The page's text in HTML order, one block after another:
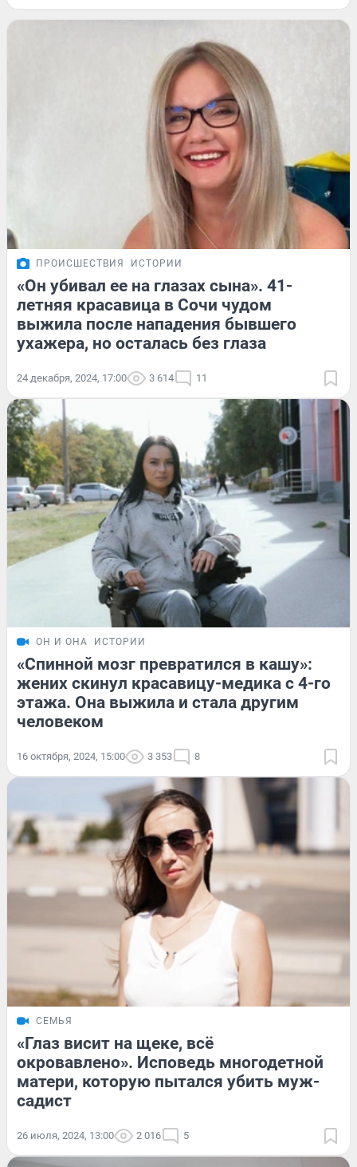
ПРОИСШЕСТВИЯ ИСТОРИИ
«Он убивал ее на глазах сына». 41-
летняя красавица в Сочи чудом
выжила после нападения бывшего
ухажера, но осталась без глаза
24 декабря, 2024, 17:00 3 614 11
ОН И ОНА ИСТОРИИ
«Спинной мозг превратился в кашу»:
жених скинул красавицу-медика с 4-го
этажа. Она выжила и стала другим
человеком
16 октября, 2024, 15:00 3 353 8
СЕМЬЯ
«Глаз висит на щеке, всё
окровавлено». Исповедь многодетной
матери, которую пытался убить муж-
садист
26 июля, 2024, 13:00 2 016 5